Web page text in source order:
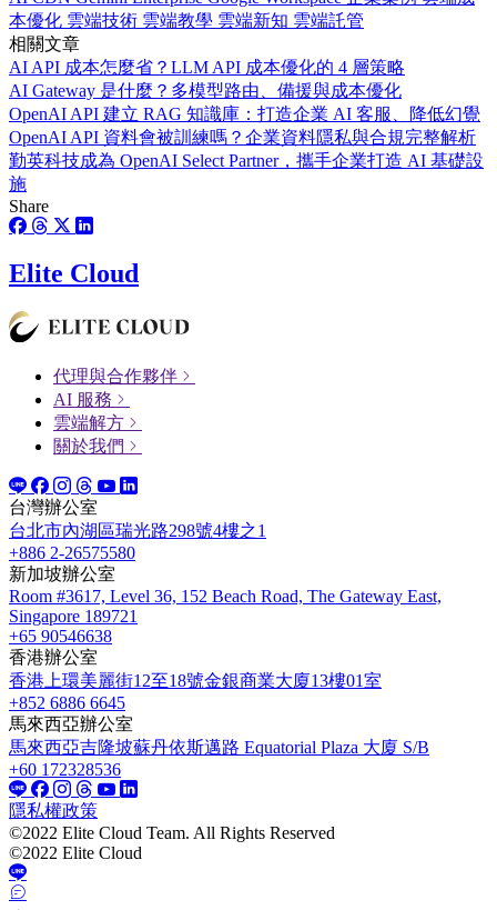
本優化 雲端技術 雲端教學 雲端新知 雲端託管
相關文章
AI API 成本怎麼省？LLM API 成本優化的 4 層策略
AI Gateway 是什麼？多模型路由、備援與成本優化
OpenAI API 建立 RAG 知識庫：打造企業 AI 客服、降低幻覺
OpenAI API 資料會被訓練嗎？企業資料隱私與合規完整解析
勤英科技成為 OpenAI Select Partner，攜手企業打造 AI 基礎設
施
Share
Elite Cloud
代理與合作夥伴
AI 服務
雲端解方
關於我們
台灣辦公室
台北市內湖區瑞光路298號4樓之1
+886 2-26575580
新加坡辦公室
Room #3617, Level 36, 152 Beach Road, The Gateway East,
Singapore 189721
+65 90546638
香港辦公室
香港上環美麗街12至18號金銀商業大廈13樓01室
+852 6886 6645
馬來西亞辦公室
馬來西亞吉隆坡蘇丹依斯邁路 Equatorial Plaza 大廈 S/B
+60 172328536
隱私權政策
©2022 Elite Cloud Team. All Rights Reserved
©2022 Elite Cloud